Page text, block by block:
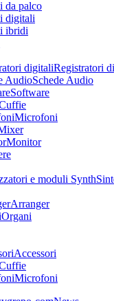
da palco
digitali
ibridi
Registratori
Schede Audio
Software
Microfoni
Monitor
Arranger
Organi
Accessori
Microfoni